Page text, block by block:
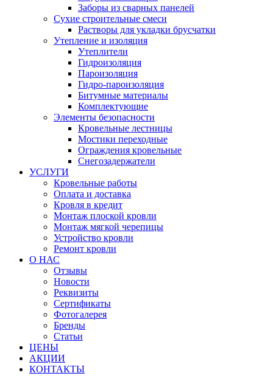
Заборы из сварных панелей
Сухие строительные смеси
Растворы для укладки брусчатки
Утепление и изоляция
Утеплители
Гидроизоляция
Пароизоляция
Гидро-пароизоляция
Битумные материалы
Комплектующие
Элементы безопасности
Кровельные лестницы
Мостики переходные
Ограждения кровельные
Снегозадержатели
УСЛУГИ
Кровельные работы
Оплата и доставка
Кровля в кредит
Монтаж плоской кровли
Монтаж мягкой черепицы
Устройство кровли
Ремонт кровли
О НАС
Отзывы
Новости
Реквизиты
Сертификаты
Фотогалерея
Бренды
Статьи
ЦЕНЫ
АКЦИИ
КОНТАКТЫ